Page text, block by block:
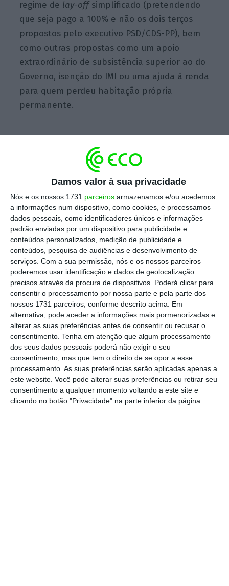
Damos valor à sua privacidade
Nós e os nossos 1731 parceiros armazenamos e/ou acedemos
a informações num dispositivo, como cookies, e processamos
dados pessoais, como identificadores únicos e informações
padrão enviadas por um dispositivo para publicidade e
conteúdos personalizados, medição de publicidade e
conteúdos, pesquisa de audiências e desenvolvimento de
serviços. Com a sua permissão, nós e os nossos parceiros
poderemos usar identificação e dados de geolocalização
precisos através da procura de dispositivos. Poderá clicar para
consentir o processamento por nossa parte e pela parte dos
nossos 1731 parceiros, conforme descrito acima. Em
alternativa, pode aceder a informações mais pormenorizadas e
alterar as suas preferências antes de consentir ou recusar o
consentimento. Tenha em atenção que algum processamento
dos seus dados pessoais poderá não exigir o seu
consentimento, mas que tem o direito de se opor a esse
processamento. As suas preferências serão aplicadas apenas a
este website. Você pode alterar suas preferências ou retirar seu
consentimento a qualquer momento voltando a este site e
clicando no botão "Privacidade" na parte inferior da página.
regime de lay-offsimplificado (pretendendo
que seja pago a 100% e não os dois terços
propostos pelo executivo PSD/CDS-PP), bem
como outras propostas como um apoio
extraordinário de subsistência superior ao do
Governo, isenção do IMI ou uma ajuda à renda
para quem perdeu habitação própria
permanente.
deixem governar quem tem o poder executivo.
Ou seja, não queiram os partidos no
parlamento substituir-se ao Governo na
aprovação das medidas necessárias para
ultrapassar a grave situação que nos afetoue
para dar resposta às famílias, às empresas,
às autarquias, às instituições”, apelou o vice-
presidente da bancada do PSD Hugo Carneiro,
em declarações aos jornalistas no
parlamento.
Ana Abrunhosa repreende ministro da Agricultura
Ler Mais
O deputado referiu que o Governo aprovou
medidas que “totalizam pelo menos 2.500
milhões de euros” e continua a monitorizar a